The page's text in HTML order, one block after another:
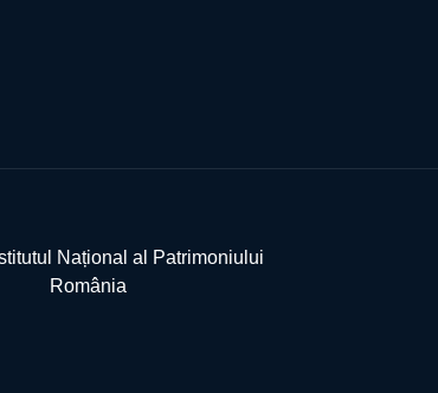
Național al Patrimoniului
România